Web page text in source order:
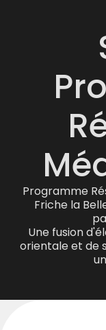
Programme
Friche la
Une fusion
orientale et de